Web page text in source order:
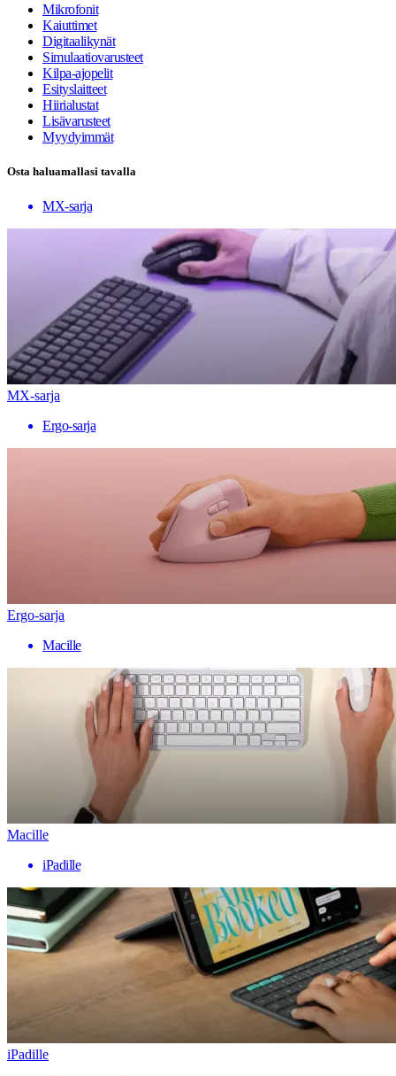
Mikrofonit
Kaiuttimet
Digitaalikynät
Simulaatiovarusteet
Kilpa-ajopelit
Esityslaitteet
Hiirialustat
Lisävarusteet
Myydyimmät
Osta haluamallasi tavalla
MX-sarja
MX-sarja
Ergo-sarja
Ergo-sarja
Macille
Macille
iPadille
iPadille